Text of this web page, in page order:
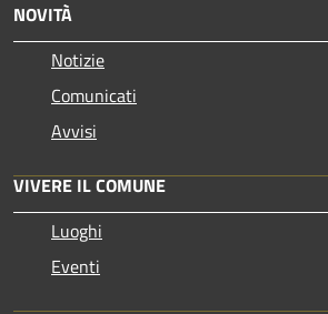
NOVITÀ
Notizie
Comunicati
Avvisi
VIVERE IL COMUNE
Luoghi
Eventi